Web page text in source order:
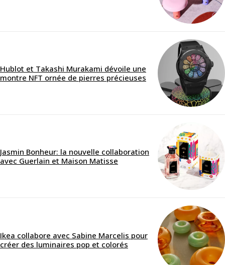
Hublot et Takashi Murakami dévoile une
montre NFT ornée de pierres précieuses
Jasmin Bonheur: la nouvelle collaboration
avec Guerlain et Maison Matisse
Ikea collabore avec Sabine Marcelis pour
créer des luminaires pop et colorés